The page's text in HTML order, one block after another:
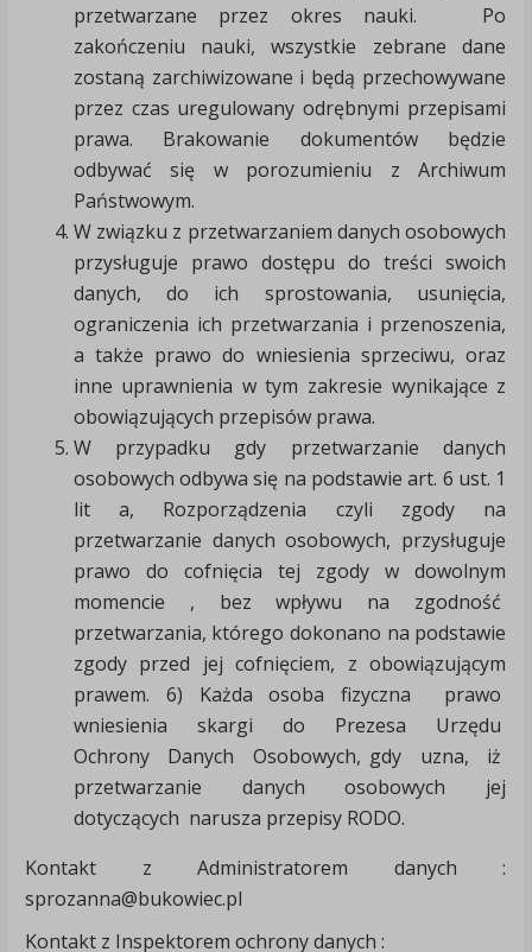
przetwarzane przez okres nauki. Po
zakończeniu nauki, wszystkie zebrane dane
zostaną zarchiwizowane i będą przechowywane
przez czas uregulowany odrębnymi przepisami
prawa. Brakowanie dokumentów będzie
odbywać się w porozumieniu z Archiwum
Państwowym.
W związku z przetwarzaniem danych osobowych
przysługuje prawo dostępu do treści swoich
danych, do ich sprostowania, usunięcia,
ograniczenia ich przetwarzania i przenoszenia,
a także prawo do wniesienia sprzeciwu, oraz
inne uprawnienia w tym zakresie wynikające z
obowiązujących przepisów prawa.
W przypadku gdy przetwarzanie danych
osobowych odbywa się na podstawie art. 6 ust. 1
lit a, Rozporządzenia czyli zgody na
przetwarzanie danych osobowych, przysługuje
prawo do cofnięcia tej zgody w dowolnym
momencie , bez wpływu na zgodność
przetwarzania, którego dokonano na podstawie
zgody przed jej cofnięciem, z obowiązującym
prawem. 6) Każda osoba fizyczna prawo
wniesienia skargi do Prezesa Urzędu
Ochrony Danych Osobowych, gdy uzna, iż
przetwarzanie danych osobowych jej
dotyczących narusza przepisy RODO.
Kontakt z Administratorem danych :
sprozanna@bukowiec.pl
Kontakt z Inspektorem ochrony danych :